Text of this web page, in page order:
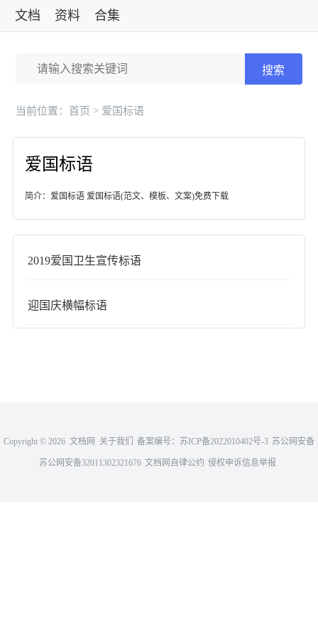
文档 资料 合集
搜索
当前位置： 首页 > 爱国标语
爱国标语
简介：爱国标语 爱国标语(范文、模板、文案)免费下载
2019爱国卫生宣传标语
迎国庆横幅标语
Copyright © 2026 文档网 关于我们 备案编号： 苏ICP备2022010402号-3 苏公网安备
32011302321676
苏公网安备32011302321676 文档网自律公约 侵权申诉信息举报